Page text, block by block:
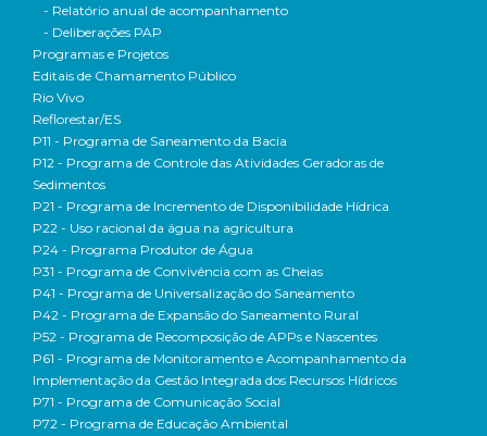
- Relatório anual de acompanhamento
- Deliberações PAP
Programas e Projetos
Editais de Chamamento Público
Rio Vivo
Reflorestar/ES
P11 - Programa de Saneamento da Bacia
P12 - Programa de Controle das Atividades Geradoras de
Sedimentos
P21 - Programa de Incremento de Disponibilidade Hídrica
P22 - Uso racional da água na agricultura
P24 - Programa Produtor de Água
P31 - Programa de Convivência com as Cheias
P41 - Programa de Universalização do Saneamento
P42 - Programa de Expansão do Saneamento Rural
P52 - Programa de Recomposição de APPs e Nascentes
P61 - Programa de Monitoramento e Acompanhamento da
Implementação da Gestão Integrada dos Recursos Hídricos
P71 - Programa de Comunicação Social
P72 - Programa de Educação Ambiental